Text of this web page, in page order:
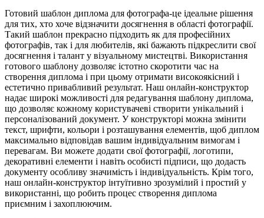
Готовий шаблон диплома для фотографа-це ідеальне рішення
для тих, хто хоче відзначити досягнення в області фотографії.
Такий шаблон прекрасно підходить як для професійних
фотографів, так і для любителів, які бажають підкреслити свої
досягнення і талант у візуальному мистецтві. Використання
готового шаблону дозволяє істотно скоротити час на
створення диплома і при цьому отримати високоякісний і
естетично привабливий результат. Наш онлайн-конструктор
надає широкі можливості для редагування шаблону диплома,
що дозволяє кожному користувачеві створити унікальний і
персоналізований документ. У конструкторі можна змінити
текст, шрифти, кольори і розташування елементів, щоб диплом
максимально відповідав вашим індивідуальним вимогам і
перевагам. Ви можете додати свої фотографії, логотипи,
декоративні елементи і навіть особисті підписи, що додасть
документу особливу значимість і індивідуальність. Крім того,
наш онлайн-конструктор інтуїтивно зрозумілий і простий у
використанні, що робить процес створення диплома
приємним і захоплюючим.